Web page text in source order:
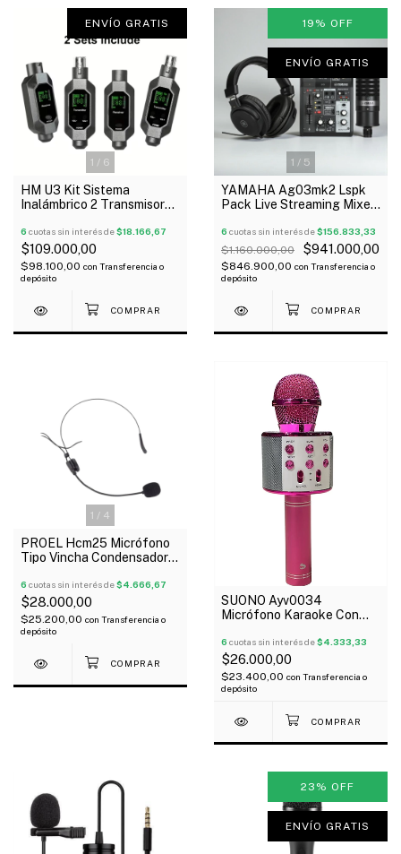
1 / 6
ENVÍO GRATIS
HM U3 Kit Sistema
Inalámbrico 2 Transmisores
Micrófono Recargable Xlr
2.4 GHz
6 cuotas sin interés de$18.166,67
$109.000,00
$98.100,00 con Transferencia o
depósito
1 / 5
19 % OFF
ENVÍO GRATIS
YAMAHA Ag03mk2 Lspk
Pack Live Streaming Mixer
Youtuber SALE
6 cuotas sin interés de$156.833,33
$1.160.000,00 $941.000,00
$846.900,00 con Transferencia o
depósito
1 / 4
PROEL Hcm25 Micrófono
Tipo Vincha Condensador 4
6 cuotas sin interés de$4.666,67
$28.000,00
$25.200,00 con Transferencia o
depósito
SUONO Ayv0034
Micrófono Karaoke Con
6 cuotas sin interés de$4.333,33
$26.000,00
$23.400,00 con Transferencia o
depósito
23 % OFF
ENVÍO GRATIS